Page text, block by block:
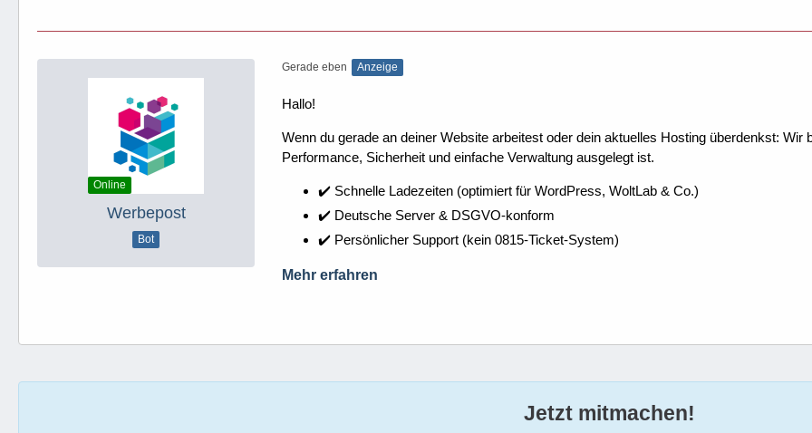
Online
Werbepost
Bot
Gerade eben Anzeige
Hallo!
Wenn du gerade an deiner Website arbeitest oder dein aktuelles Hosting überdenkst:
Performance, Sicherheit und einfache Verwaltung ausgelegt ist.
✔️ Schnelle Ladezeiten (optimiert für WordPress, WoltLab & Co.)
✔️ Deutsche Server & DSGVO-konform
✔️ Persönlicher Support (kein 0815-Ticket-System)
Mehr erfahren
Jetzt mitmachen!